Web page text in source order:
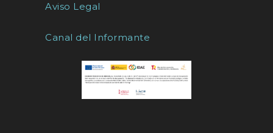
Aviso Legal
Canal del Informante